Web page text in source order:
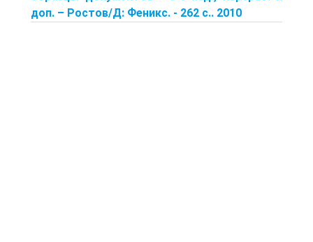
доп. – Ростов/Д: Феникс. - 262 с.. 2010